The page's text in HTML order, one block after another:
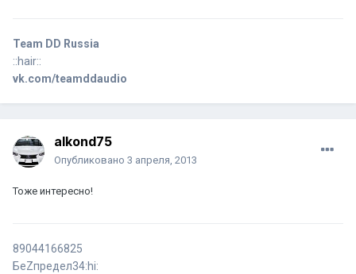
Team DD Russia
::hair::
vk.com/teamddaudio
alkond75
Опубликовано 3 апреля, 2013
Тоже интересно!
89044166825
БеZпредел34:hi: